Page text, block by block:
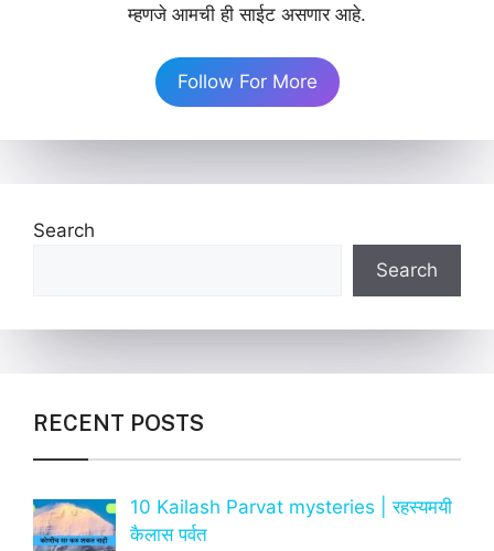
म्हणजे आमची ही साईट असणार आहे.
Follow For More
Search
Search
RECENT POSTS
10 Kailash Parvat mysteries | रहस्यमयी
कैलास पर्वत